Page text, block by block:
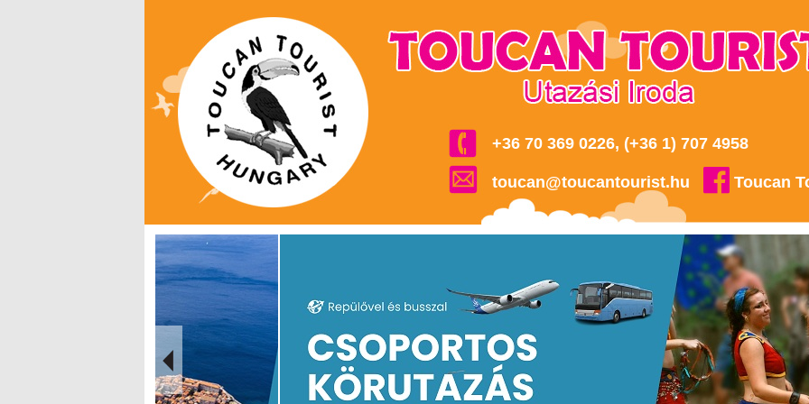
+36 70 369 0226, (+36 1) 707 4958
toucan@toucantourist.hu Toucan